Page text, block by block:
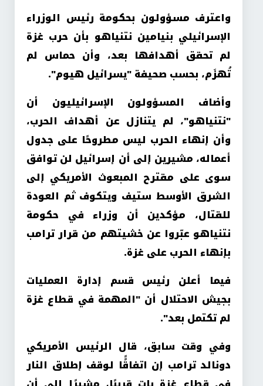
واعترف مسؤولون بحكومة رئيس الوزراء
الإسرائيلي بنيامين نتنياهو بأن حرب غزة
لم تحقق أهدافها بعد، وأن حماس لم
تُهزَم، بحسب صحيفة "يسرائيل هيوم".
وأضاف المسؤولون الإسرائيليون أن
"نتنياهو"، لم يتنازل عن أهداف الحرب،
وأن إنهاء الحرب ليس مطروحًا على جدول
أعماله، مشيرين إلى أن إسرائيل لن توافق
سوى على مقترح المبعوث الأمريكي إلى
الشرق الأوسط ستيف ويتكوف ثم العودة
للقتال، مؤكدين أن وزراء في حكومة
نتنياهو عبّروا عن خشيتهم من قرار ترامب
بإنهاء الحرب على غزة.
فيما أعلن رئيس قسم إدارة العمليات
بجيش الاحتلال أن "المهمة في قطاع غزة
لم تكتمل بعد".
وفي وقت سابق، قال الرئيس الأمريكي
دونالد ترامب إن اتفاقًًا لوقف إطلاق النار